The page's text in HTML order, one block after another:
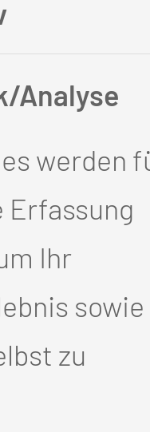
in
and
and
by
Analyse
werden
Ihr
zu